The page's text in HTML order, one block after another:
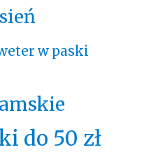
w paski
do 50 zł